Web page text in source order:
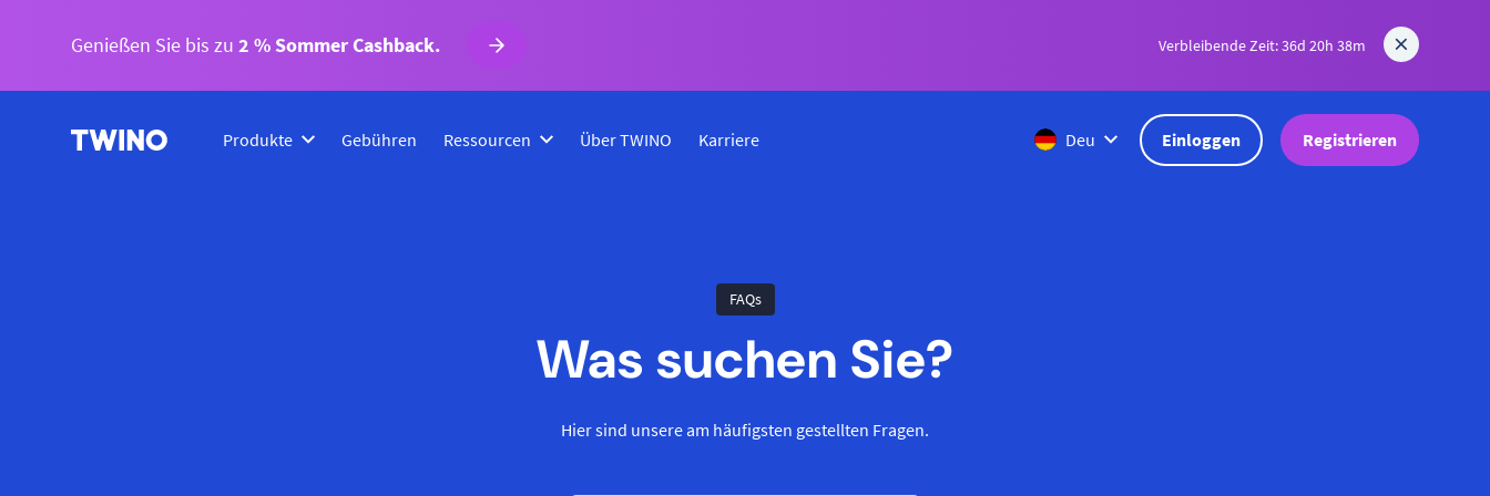
Genießen Sie bis zu 2 % Sommer Cashback. Verbleibende Zeit: 36d 20h 38m
Produkte Gebühren Ressourcen Über TWINO Karriere Deu Einloggen Registrieren
FAQs
Was suchen Sie?
Hier sind unsere am häufigsten gestellten Fragen.